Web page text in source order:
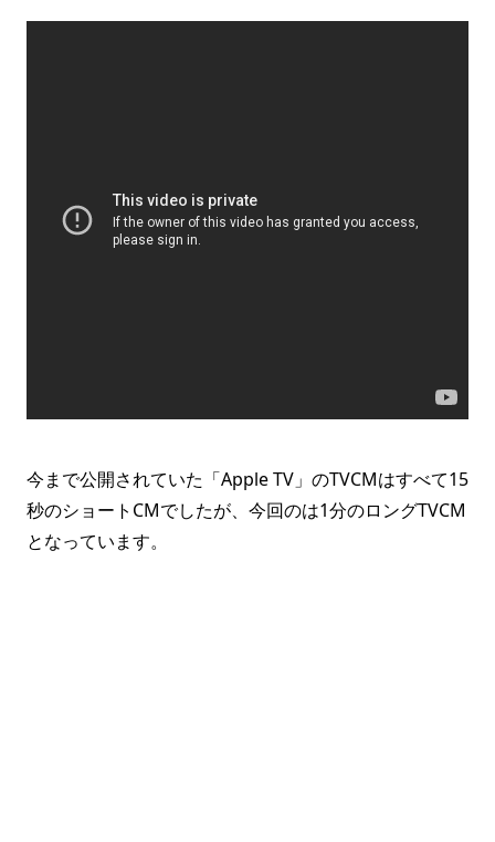
今まで公開されていた「Apple TV」のTVCMはすべて15
秒のショートCMでしたが、今回のは1分のロングTVCM
となっています。